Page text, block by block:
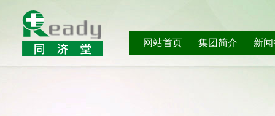
网站首页 集团简介 新